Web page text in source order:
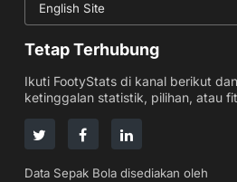
English Site
Tetap Terhubung
Ikuti FootyStats di kanal berikut
ketinggalan statistik, pilihan, atau
Data Sepak Bola disediakan oleh